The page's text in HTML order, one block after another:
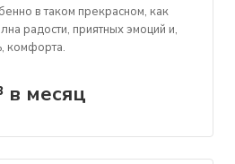
в таком прекрасном, как
радости, приятных эмоций и,
комфорта.
в месяц